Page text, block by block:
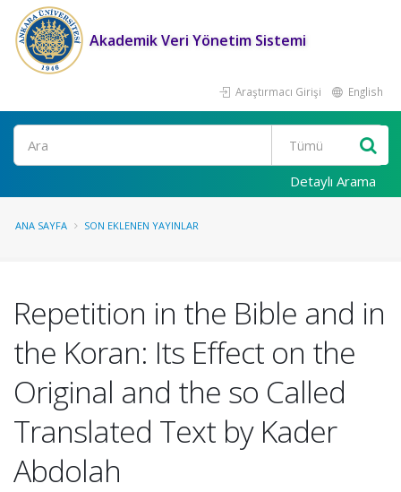
Akademik Veri Yönetim Sistemi
Araştırmacı Girişi English
Ara
Detaylı Arama
ANA SAYFA SON EKLENEN YAYINLAR
Repetition in the Bible and in
the Koran: Its Effect on the
Original and the so Called
Translated Text by Kader
Abdolah